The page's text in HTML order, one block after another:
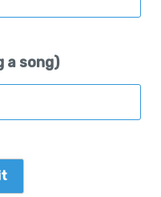
a song)